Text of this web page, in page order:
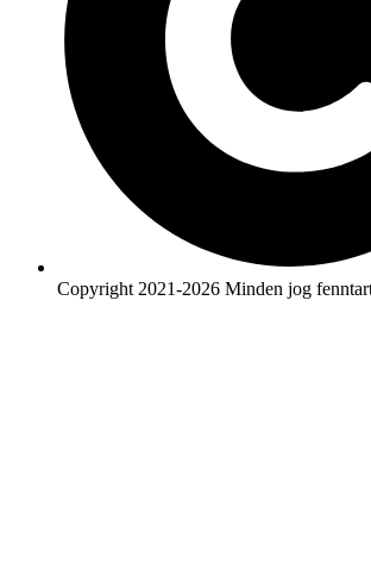
Copyright 2021-2026 Minden jog